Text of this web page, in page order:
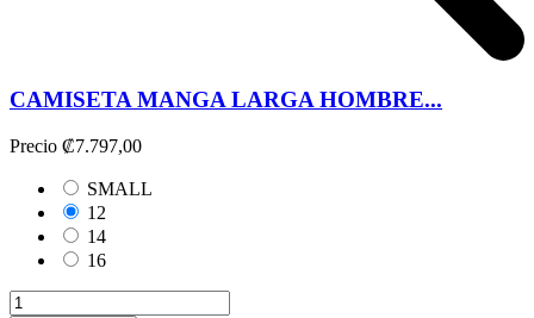
CAMISETA MANGA LARGA HOMBRE...
Precio ₡7.797,00
SMALL
12
14
16